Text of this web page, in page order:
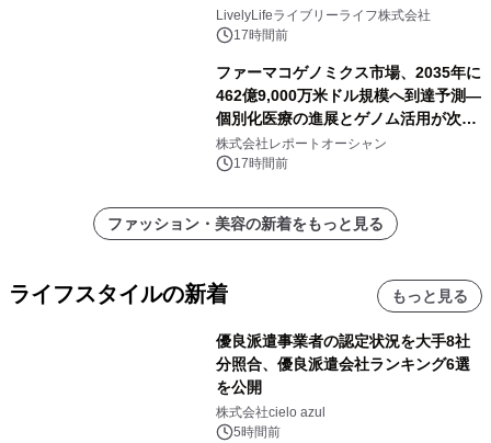
ー付きでスマホからパソコンまで幅広
く活用可能
LivelyLifeライブリーライフ株式会社
17時間前
ファーマコゲノミクス市場、2035年に
462億9,000万米ドル規模へ到達予測―
個別化医療の進展とゲノム活用が次世
代ヘルスケア投資を加速
株式会社レポートオーシャン
17時間前
ファッション・美容の新着をもっと見る
ライフスタイルの新着 もっと見る
優良派遣事業者の認定状況を大手8社
分照合、優良派遣会社ランキング6選
を公開
株式会社cielo azul
5時間前